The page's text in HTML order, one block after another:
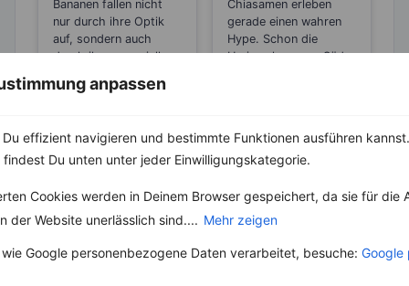
anpassen
effizient navigieren und bestimmte Funktionen ausführen
Du unten unter jeder Einwilligungskategorie.
Cookies werden in Deinem Browser gespeichert, da sie für die
der Website unerlässlich sind.... Mehr zeigen
Google personenbezogene Daten verarbeitet, besuche: Google
Bananen fallen nicht
nur durch ihre Optik
auf, sondern auch
durch ihren speziellen
Chiasamen
Chiasamen erleben
gerade einen wahren
Hype. Schon die
Ureinwohner aus Süd-
Weitere Vegetarische Rezepte